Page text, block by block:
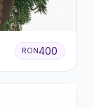
RON400